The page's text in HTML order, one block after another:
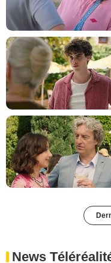
News